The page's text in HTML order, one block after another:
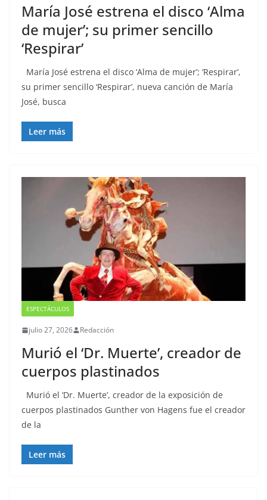
María José estrena el disco ‘Alma
de mujer’; su primer sencillo
‘Respirar’
María José estrena el disco ‘Alma de mujer’; ‘Respirar’,
su primer sencillo ‘Respirar’, nueva canción de María
José, busca
Leer más
ESPECTÁCULOS
julio 27, 2026 Redacción
Murió el ‘Dr. Muerte’, creador de
cuerpos plastinados
Murió el ‘Dr. Muerte’, creador de la exposición de
cuerpos plastinados Gunther von Hagens fue el creador
de la
Leer más